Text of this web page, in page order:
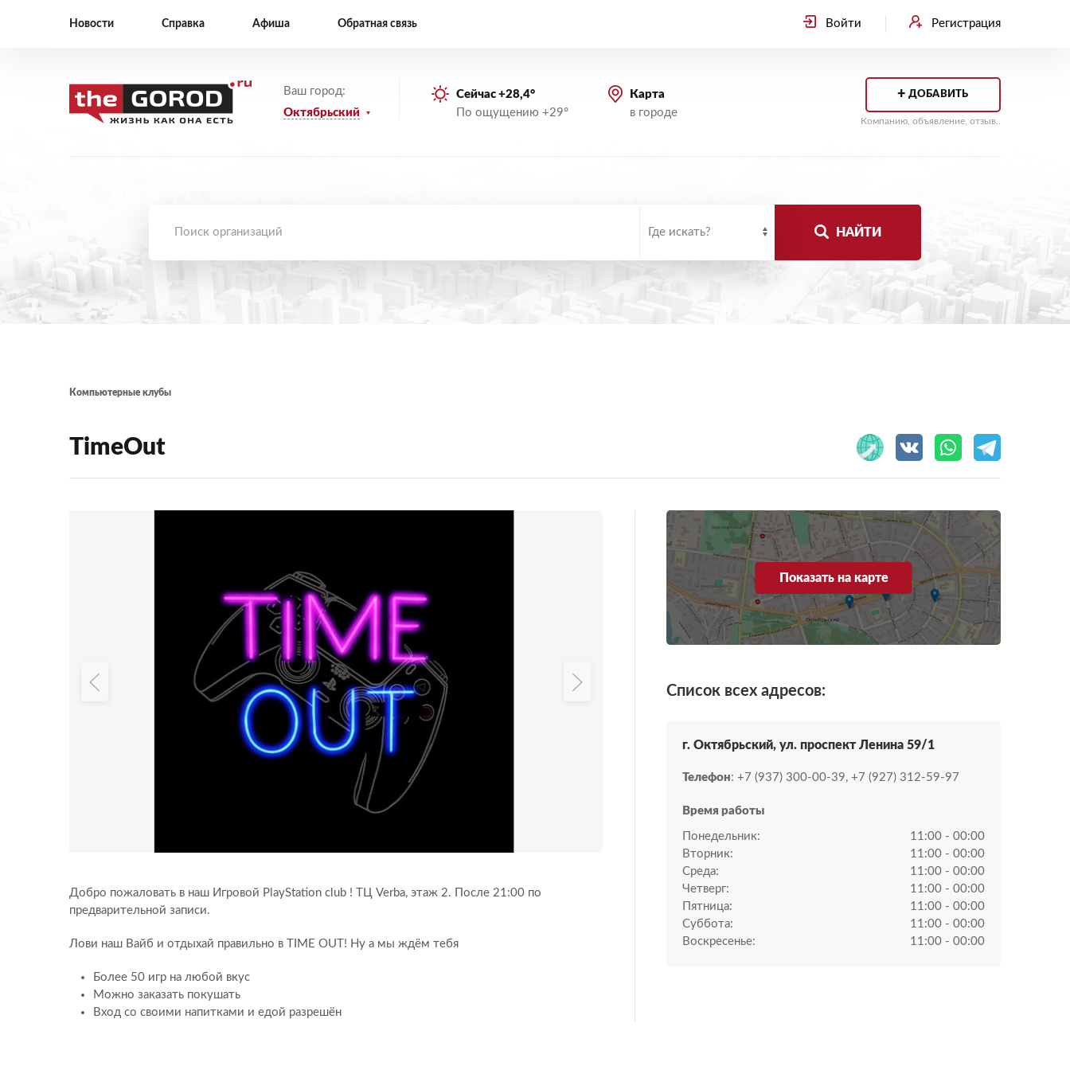
Новости Справка Афиша Обратная связь Войти Регистрация
Ваш город:
Октябрьский
Сейчас +28,4°
По ощущению +29°
Карта
в городе
+ ДОБАВИТЬ
Компанию, объявление, отзыв..
НАЙТИ
Компьютерные клубы
TimeOut
Добро пожаловать в наш Игровой PlayStation club ! ТЦ Verba, этаж 2. После 21:00 по
предварительной записи.
Лови наш Вайб и отдыхай правильно в TIME OUT! Ну а мы ждём тебя
Более 50 игр на любой вкус
Можно заказать покушать
Вход со своими напитками и едой разрешён
Показать на карте
Список всех адресов:
г. Октябрьский, ул. проспект Ленина 59/1
Телефон: +7 (937) 300-00-39, +7 (927) 312-59-97
Время работы
Понедельник:
11:00 - 00:00
Вторник:
11:00 - 00:00
Среда:
11:00 - 00:00
Четверг:
11:00 - 00:00
Пятница:
11:00 - 00:00
Суббота:
11:00 - 00:00
Воскресенье:
11:00 - 00:00